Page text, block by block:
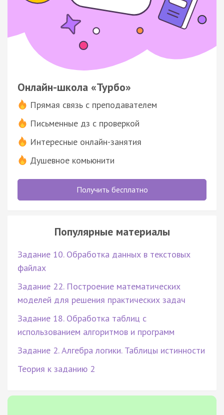
Онлайн-школа «Турбо»
Прямая связь с преподавателем
Письменные дз с проверкой
Интересные онлайн-занятия
Душевное комьюнити
Получить бесплатно
Популярные материалы
Задание 10. Обработка данных в текстовых
файлах
Задание 22. Построение математических
моделей для решения практических задач
Задание 18. Обработка таблиц с
использованием алгоритмов и программ
Задание 2. Алгебра логики. Таблицы истинности
Теория к заданию 2